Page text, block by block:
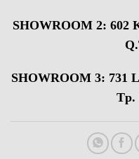
SHOWROOM 2: 602
SHOWROOM 3: 731
Tp.